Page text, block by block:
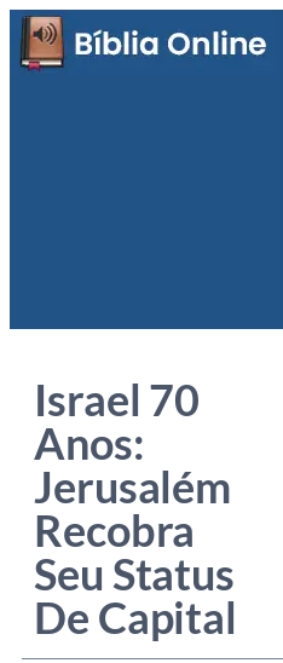
Israel 70
Anos:
Jerusalém
Recobra
Seu Status
De Capital